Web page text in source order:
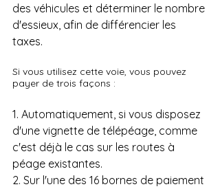
des véhicules et déterminer le nombre
d'essieux, afin de différencier les
taxes.
Si vous utilisez cette voie, vous pouvez
payer de trois façons :
1. Automatiquement, si vous disposez
d'une vignette de télépéage, comme
c'est déjà le cas sur les routes à
péage existantes.
2. Sur l'une des 16 bornes de paiement